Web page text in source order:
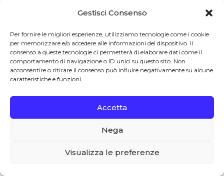
Gestisci Consenso
Per fornire le migliori esperienze, utilizziamo tecnologie come i cookie
per memorizzare e/o accedere alle informazioni del dispositivo. Il
consenso a queste tecnologie ci permetterà di elaborare dati come il
comportamento di navigazione o ID unici su questo sito. Non
acconsentire o ritirare il consenso può influire negativamente su alcune
caratteristiche e funzioni.
Accetta
Nega
Visualizza le preferenze
Langhe DOC Nebbiolo Bricdelbaio 2023
Cà del Baio
€ 19.00